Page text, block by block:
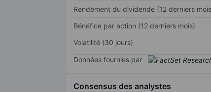
Rendement du dividende (12 derniers
Bénéfice par action (12 derniers mois)
Volatilité (30 jours)
Données fournies par
Consensus des analystes